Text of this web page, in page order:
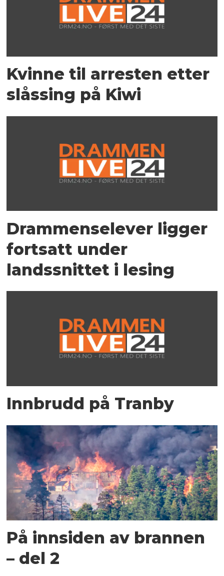
Kvinne til arresten etter
slåssing på Kiwi
Drammenselever ligger
fortsatt under
landssnittet i lesing
Innbrudd på Tranby
På innsiden av brannen
– del 2